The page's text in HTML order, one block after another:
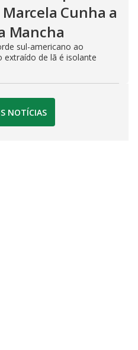
Cunha a
Mancha
sul-americano ao
de lã é isolante
NOTÍCIAS